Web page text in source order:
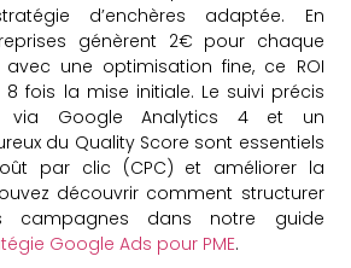
d’enchères adaptée. En
génèrent 2€ pour chaque
une optimisation fine, ce ROI
fois la mise initiale. Le suivi précis
via Google Analytics 4 et un
du Quality Score sont essentiels
par clic (CPC) et améliorer la
découvrir comment structurer
campagnes dans notre guide
Google Ads pour PME.